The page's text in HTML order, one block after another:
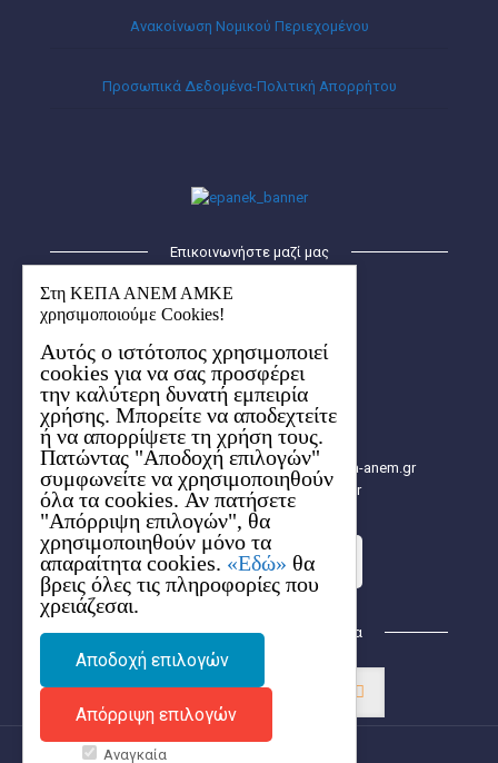
Ανακοίνωση Νομικού Περιεχομένου
Προσωπικά Δεδομένα-Πολιτική Απορρήτου
Επικοινωνήστε μαζί μας
ΚΕΠΑ – ΑΝΕΜ ΑΜΚΕ
Οικισμός Λήδα-Μαρία
6ο χλμ. Χαριλάου-Θέρμης
57001 Θέρμη, Θεσσαλονίκης
Aρ. ΓΕΜΗ: 154627704000
2310 480.000
2310 480.003
info[at]e-kepa.gr, info[at]2014-2020.kepa-anem.gr
https://2014-2020.kepa-anem.gr
Στείλε τo ερώτημά σου
Βρείτε μας στα Κοινωνικά Δίκτυα
Στη ΚΕΠΑ ΑΝΕΜ ΑΜΚΕ
χρησιμοποιούμε Cookies!
Αυτός ο ιστότοπος χρησιμοποιεί
cookies για να σας προσφέρει
την καλύτερη δυνατή εμπειρία
χρήσης. Μπορείτε να αποδεχτείτε
ή να απορρίψετε τη χρήση τους.
Πατώντας "Αποδοχή επιλογών"
συμφωνείτε να χρησιμοποιηθούν
όλα τα cookies. Αν πατήσετε
"Απόρριψη επιλογών", θα
χρησιμοποιηθούν μόνο τα
απαραίτητα cookies. «Εδώ» θα
βρεις όλες τις πληροφορίες που
χρειάζεσαι.
Αποδοχή επιλογών
Απόρριψη επιλογών
Αναγκαία